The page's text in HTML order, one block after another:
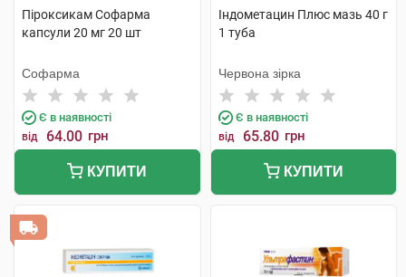
Піроксикам Софарма
капсули 20 мг 20 шт
Софарма
Є в наявності
від 64.00 грн
КУПИТИ
Індометацин Плюс мазь 40 г
1 туба
Червона зірка
Є в наявності
від 65.80 грн
КУПИТИ